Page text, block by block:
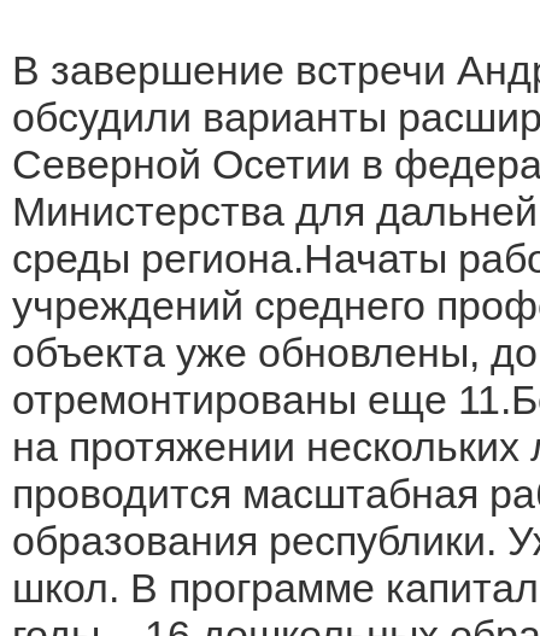
В завершение встречи
обсудили варианты
Северной Осетии в
Министерства для
среды региона.Начаты
учреждений среднего
объекта уже обновлены,
отремонтированы еще
на протяжении
проводится масштабная
образования республики.
школ. В программе